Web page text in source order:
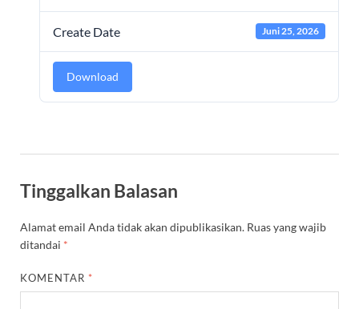
Create Date Juni 25, 2026
Download
Tinggalkan Balasan
Alamat email Anda tidak akan dipublikasikan. Ruas yang wajib
ditandai *
KOMENTAR *